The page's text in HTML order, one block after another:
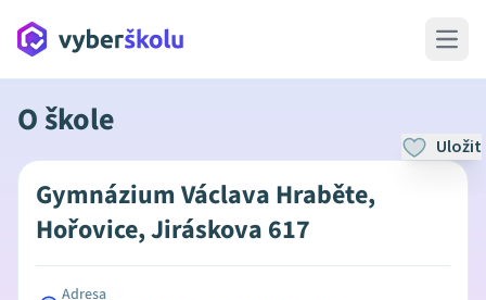
Open
O škole
Uložit
Gymnázium Václava Hraběte,
Hořovice, Jiráskova 617
Adresa